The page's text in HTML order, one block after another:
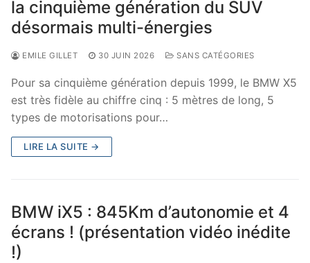
la cinquième génération du SUV
désormais multi-énergies
EMILE GILLET 30 JUIN 2026 SANS CATÉGORIES
Pour sa cinquième génération depuis 1999, le BMW X5
est très fidèle au chiffre cinq : 5 mètres de long, 5
types de motorisations pour…
LIRE LA SUITE →
BMW iX5 : 845Km d’autonomie et 4
écrans ! (présentation vidéo inédite
!)